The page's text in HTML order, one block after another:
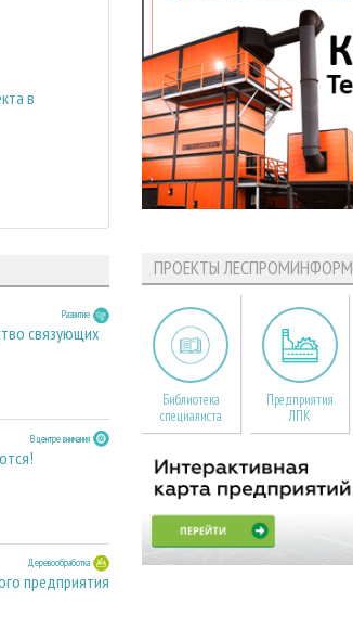
в
Развитие
связующих
В центре внимания
Деревообработка
предприятия
ПРОЕКТЫ ЛЕСПРОМИНФОРМ
Библиотека
специалиста
Предприятия
ЛПК